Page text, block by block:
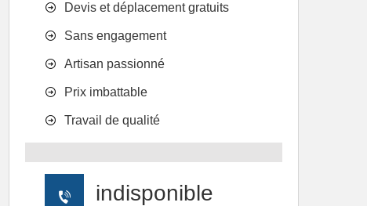
Devis et déplacement gratuits
Sans engagement
Artisan passionné
Prix imbattable
Travail de qualité
indisponible